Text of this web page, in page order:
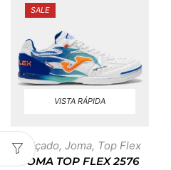
SALE
VISTA RÁPIDA
Calçado, Joma, Top Flex
JOMA TOP FLEX 2576